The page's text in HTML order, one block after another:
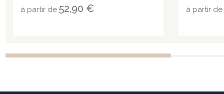
à partir de52,90 € à partir de